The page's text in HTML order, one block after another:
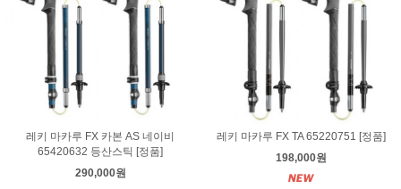
레키 마카루 FX 카본 AS 네이비
65420632 등산스틱 [정품]
290,000원
레키 마카루 FX TA 65220751 [정품]
198,000원